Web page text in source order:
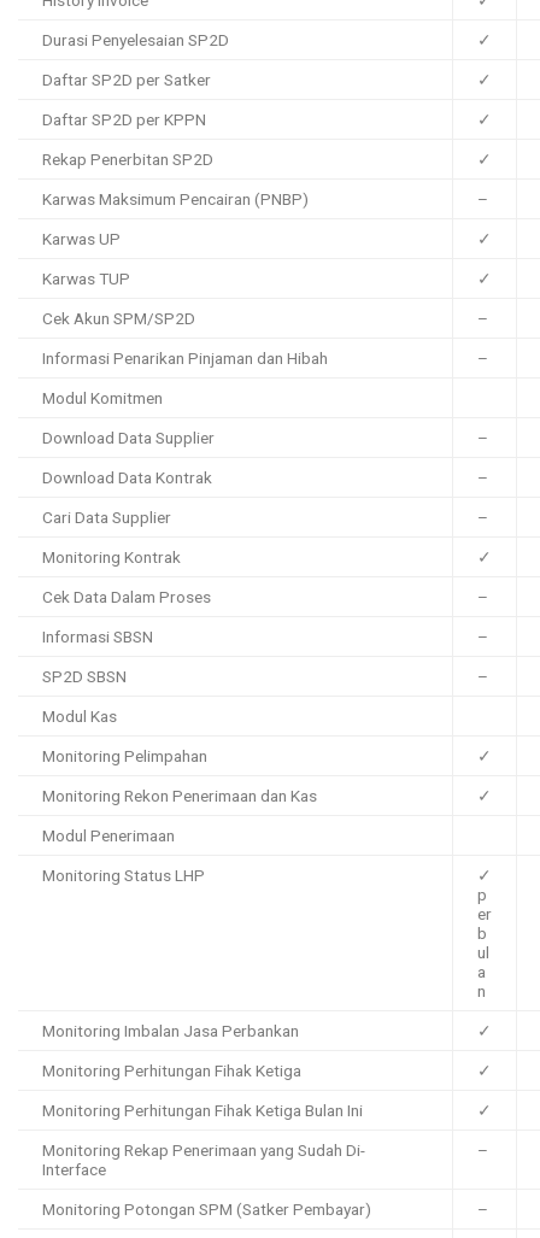
Durasi Penyelesaian SP2D ✓
Daftar SP2D per Satker ✓
Daftar SP2D per KPPN ✓
Rekap Penerbitan SP2D ✓
Karwas Maksimum Pencairan (PNBP) –
Karwas UP ✓
Karwas TUP ✓
Cek Akun SPM/SP2D –
Informasi Penarikan Pinjaman dan Hibah –
Modul Komitmen
Download Data Supplier –
Download Data Kontrak –
Cari Data Supplier –
Monitoring Kontrak ✓
Cek Data Dalam Proses –
Informasi SBSN –
SP2D SBSN –
Modul Kas
Monitoring Pelimpahan ✓
Monitoring Rekon Penerimaan dan Kas ✓
Modul Penerimaan
Monitoring Status LHP
✓
p
er
b
ul
a
n
Monitoring Imbalan Jasa Perbankan ✓
Monitoring Perhitungan Fihak Ketiga ✓
Monitoring Perhitungan Fihak Ketiga Bulan Ini ✓
Monitoring Rekap Penerimaan yang Sudah Di-
Interface
–
Monitoring Potongan SPM (Satker Pembayar) –